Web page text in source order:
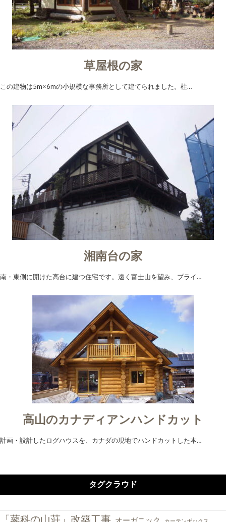
草屋根の家
この建物は5m×6mの小規模な事務所として建てられました。柱…
湘南台の家
南・東側に開けた高台に建つ住宅です。遠く富士山を望み、プライ…
高山のカナディアンハンドカット
計画・設計したログハウスを、カナダの現地でハンドカットした本…
タグクラウド
「蓼科の山荘」改築工事 オーガニック